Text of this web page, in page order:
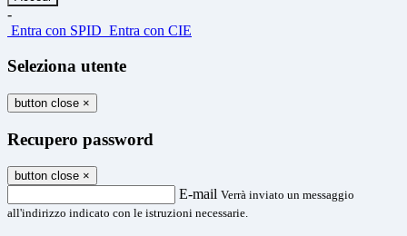
-
Entra con SPID Entra con CIE
Seleziona utente
button close ×
Recupero password
button close ×
E-mail Verrà inviato un messaggio
all'indirizzo indicato con le istruzioni necessarie.